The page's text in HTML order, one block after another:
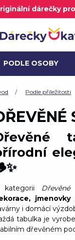
dárečky
PODLE OSOBY
ALKOHOL A
Podle příležitosti
kategorii
i domácí
tabulka je
dřevěném